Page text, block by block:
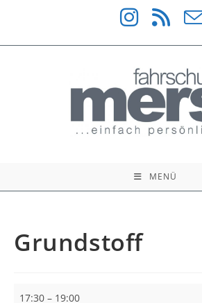
springen
MENÜ
Grundstoff
17:30 – 19:00